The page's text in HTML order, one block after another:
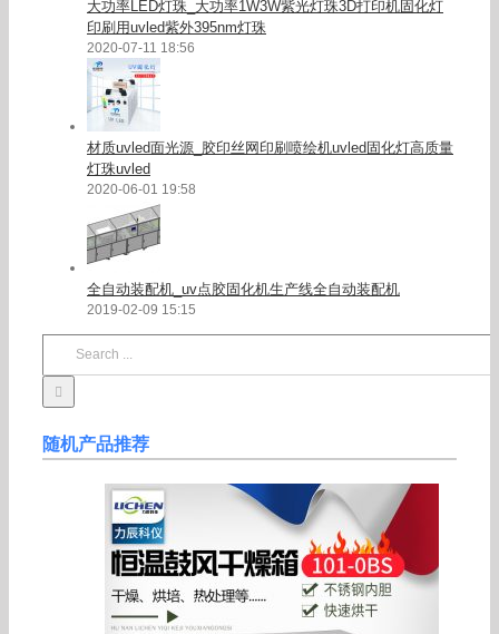
大功率LED灯珠_大功率1W3W紫光灯珠3D打印机固化灯
印刷用uvled紫外395nm灯珠
2020-07-11 18:56
材质uvled面光源_胶印丝网印刷喷绘机uvled固化灯高质量
灯珠uvled
2020-06-01 19:58
全自动装配机_uv点胶固化机生产线全自动装配机
2019-02-09 15:15
随机产品推荐